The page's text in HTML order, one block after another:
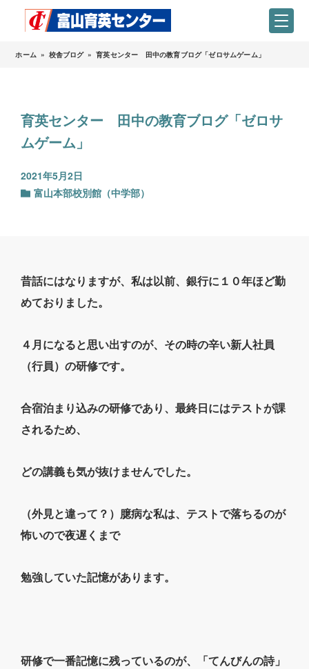
ホーム » 校舎ブログ » 育英センター 田中の教育ブログ「ゼロサムゲーム」
育英センター 田中の教育ブログ「ゼロサ
ムゲーム」
2021年5月2日
富山本部校別館（中学部）
昔話にはなりますが、私は以前、銀行に１０年ほど勤
めておりました。
４月になると思い出すのが、その時の辛い新人社員
（行員）の研修です。
合宿泊まり込みの研修であり、最終日にはテストが課
されるため、
どの講義も気が抜けませんでした。
（外見と違って？）臆病な私は、テストで落ちるのが
怖いので夜遅くまで
勉強していた記憶があります。
研修で一番記憶に残っているのが、「てんびんの詩」